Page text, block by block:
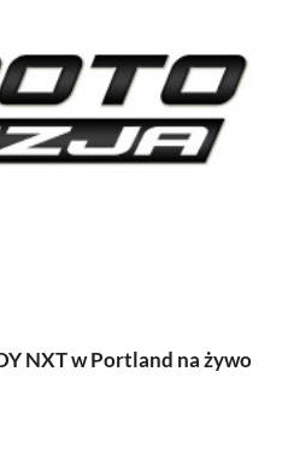
NXT w Portland na żywo